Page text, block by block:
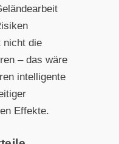
nicht die
– das wäre
intelligente
Effekte.